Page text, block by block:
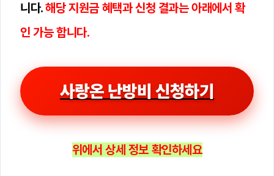
니다.해당 지원금 혜택과 신청 결과는 아래에서 확
인 가능 합니다.
사랑온 난방비 신청하기
위에서 상세 정보 확인하세요